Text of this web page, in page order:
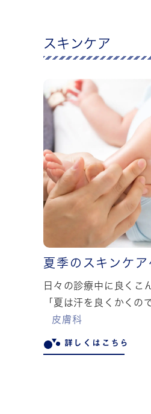
スキンケア
夏季のスキンケ
日々の診療中に良くこ
「夏は汗を良くかく
皮膚科
詳しくはこちら